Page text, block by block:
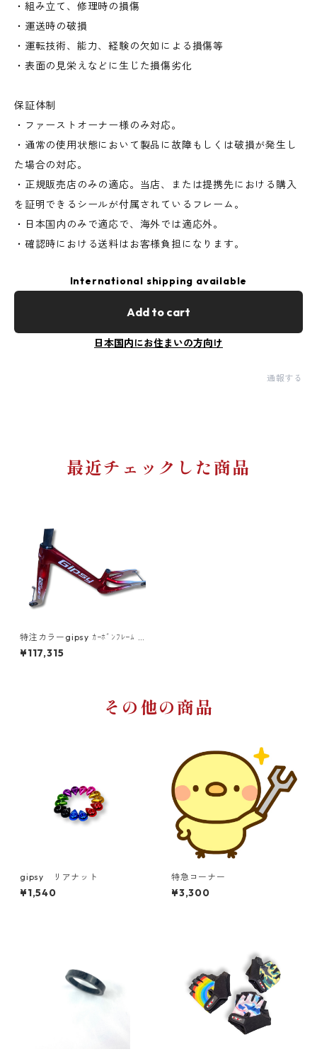
・組み立て、修理時の損傷
・運送時の破損
・運転技術、能力、経験の欠如による損傷等
・表面の見栄えなどに生じた損傷劣化
保証体制
・ファーストオーナー様のみ対応。
・通常の使用状態において製品に故障もしくは破損が発生し
た場合の対応。
・正規販売店のみの適応。当店、または提携先における購入
を証明できるシールが付属されているフレーム。
・日本国内のみで適応で、海外では適応外。
・確認時における送料はお客様負担になります。
International shipping available
Add to cart
日本国内にお住まいの方向け
通報する
最近チェックした商品
特注カラーgipsy ｶｰﾎﾞﾝﾌﾚｰﾑ G
-mini
¥117,315
その他の商品
gipsy リアナット
¥1,540
特急コーナー
¥3,300